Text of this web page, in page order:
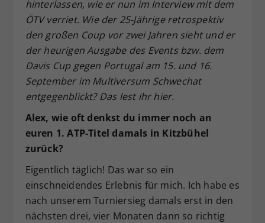
hinterlassen, wie er nun im Interview mit dem
ÖTV verriet. Wie der 25-Jährige retrospektiv
den großen Coup vor zwei Jahren sieht und er
der heurigen Ausgabe des Events bzw. dem
Davis Cup gegen Portugal am 15. und 16.
September im Multiversum Schwechat
entgegenblickt? Das lest ihr hier.
Alex, wie oft denkst du immer noch an
euren 1. ATP-Titel damals in Kitzbühel
zurück?
Eigentlich täglich! Das war so ein
einschneidendes Erlebnis für mich. Ich habe es
nach unserem Turniersieg damals erst in den
nächsten drei, vier Monaten dann so richtig